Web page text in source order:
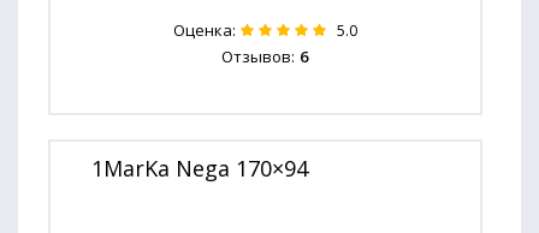
Оценка: 5.0
Отзывов: 6
1MarKa Nega 170×94